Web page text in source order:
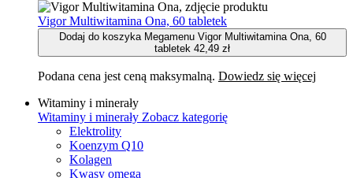
Vigor Multiwitamina Ona, 60 tabletek
Dodaj do koszyka Megamenu Vigor Multiwitamina Ona, 60
tabletek 42,49 zł
Podana cena jest ceną maksymalną. Dowiedz się więcej
Witaminy i minerały
Witaminy i minerały Zobacz kategorię
Elektrolity
Koenzym Q10
Kolagen
Kwasy omega